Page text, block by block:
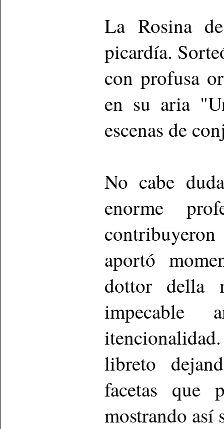
La Rosina
picardía.
con profusa
en su aria
escenas de
No cabe
enorme
aportó
dottor della
impecable
libreto
facetas que
mostrando así